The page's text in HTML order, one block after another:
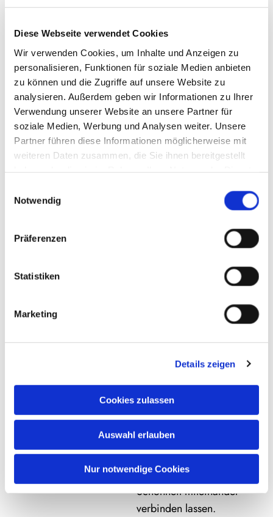
Diese Webseite verwendet Cookies
Wir verwenden Cookies, um Inhalte und Anzeigen zu
personalisieren, Funktionen für soziale Medien anbieten
zu können und die Zugriffe auf unsere Website zu
analysieren. Außerdem geben wir Informationen zu Ihrer
Verwendung unserer Website an unsere Partner für
soziale Medien, Werbung und Analysen weiter. Unsere
Partner führen diese Informationen möglicherweise mit
weiteren Daten zusammen, die Sie ihnen bereitgestellt
Notwendig
Präferenzen
Statistiken
Marketing
Details zeigen
Cookies zulassen
Auswahl erlauben
Nur notwendige Cookies
langjährige
r Erfahrung
und
überzeuge
ndem
Service
Bei Elena Bouvier
genießen Sie
umfassende
gen ohne
persönlicher
Kosmetik und
zuverlässigen
Wohlfühlpartnerin
in Kölliken und
individueller
Kosmetikbehan
dlungen nahe
Kölliken
Entdecken Sie die
vielfältigen Möglichkeiten
der Kosmetik, um Ihre Haut
zum Strahlen zu bringen.
Ob Hightech
Fruchtsäurebehandlungen
oder Haarentfernung –
Elena Bouvier bietet für
jeden Bedarf die passende
Gönnen Sie sich eine
Auszeit vom Alltag und
erleben Sie Entspannung
Kosmetik- und Massage-
Expertin. Vereinbaren Sie
noch heute Ihren
persönlichen Termin bei
Elena Bouvier nahe Kölliken
und entdecken Sie, wie sich
Wohlbefinden und
Schönheit miteinander
verbinden lassen.